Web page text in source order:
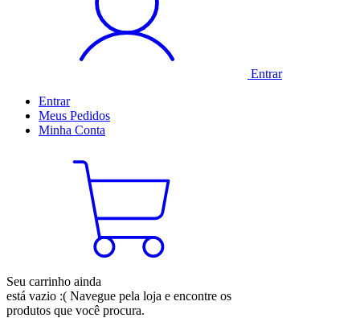
Entrar
Entrar
Meus Pedidos
Minha Conta
Seu carrinho ainda
está vazio :( Navegue pela loja e encontre os
produtos que você procura.